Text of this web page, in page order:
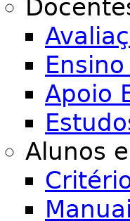
Apoio
Alunos